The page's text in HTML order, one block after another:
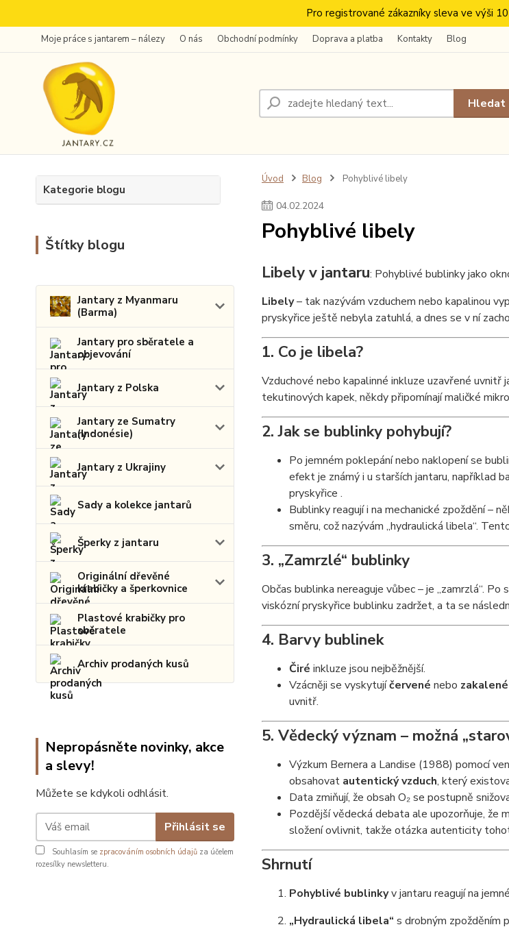
Pro registrované zákazníky sleva ve výši
Moje práce s jantarem – nálezy O nás Obchodní podmínky Doprava a platba Kontakty Blog
Hledat
Kategorie blogu
Štítky blogu
Jantary z Myanmaru
(Barma)
Jantary pro sběratele a
objevování
Jantary z Polska
Jantary ze Sumatry
(Indonésie)
Jantary z Ukrajiny
Sady a kolekce jantarů
Šperky z jantaru
Originální dřevěné
krabičky a šperkovnice
Plastové krabičky pro
sběratele
Archiv prodaných kusů
Nepropásněte novinky, akce
a slevy!
Můžete se kdykoli odhlásit.
Přihlásit se
Souhlasím se zpracováním osobních údajů za účelem
rozesílky newsletteru.
Úvod Blog Pohyblivé libely
04.02.2024
Pohyblivé libely
Libely v jantaru: Pohyblivé bublinky jako
Libely– tak nazývám vzduchem nebo kapalinou
pryskyřice ještě nebyla zatuhlá, a dnes se v ní
1. Co je libela?
Vzduchové nebo kapalinné inkluze uzavřené
tekutinových kapek, někdy připomínají maličké
2. Jak se bublinky pohybují?
Po jemném poklepání nebo naklopení se
efekt je známý i u starších jantaru, například
pryskyřice .
Bublinky reagují i na mechanické zpoždění –
směru, což nazývám „hydraulická libela“.
3. „Zamrzlé“ bublinky
Občas bublinka nereaguje vůbec – je „zamrzlá“.
viskózní pryskyřice bublinku zadržet, a ta se
4. Barvy bublinek
Čiré inkluze jsou nejběžnější.
Vzácněji se vyskytujíčervené nebo zakalené
uvnitř.
5. Vědecký význam – možná
Výzkum Bernera a Landise (1988) pomocí
obsahovat autentický vzduch, který
Data zmiňují, že obsah O₂ se postupně
Pozdější vědecká debata ale upozorňuje, že
složení ovlivnit, takže otázka autenticity
Shrnutí
Pohyblivé bublinkyv jantaru reagují na
„Hydraulická libela“ s drobným zpožděním